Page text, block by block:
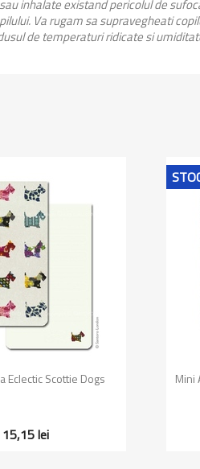
inhalate existand pericolul de
Va rugam sa supravegheati
de temperaturi ridicate si
rapida
Eclectic Scottie Dogs
15,15 lei
Mini